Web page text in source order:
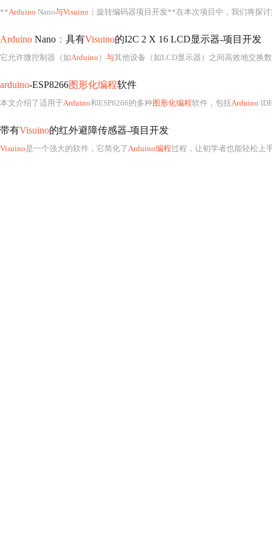
**Arduino Nano与Visuino： 旋转编码器项目开发**在本次项目中，我们将探
Arduino Nano ： 具有Visuino的I2C 2 X 16 LCD显示器-项目开发
它允许微控制器（如Arduino ） 与其他设备（如LCD显示器）之间高效地交换数据，
arduino-ESP8266图形化编程软件
本文介绍了适用于Arduino和ESP8266的多种 图形化编程软件，包括Arduino
带有Visuino的红外避障传感器-项目开发
Visuino是一个强大的软件，它简化了Arduino编程过程，让初学者也能轻松上